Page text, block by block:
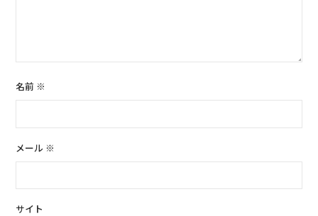
名前 ※
メール ※
サイト